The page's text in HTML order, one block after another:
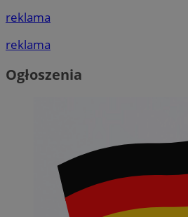
reklama
reklama
Ogłoszenia